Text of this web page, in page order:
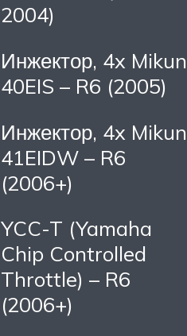
2004)
Инжектор, 4x
40EIS – R6 (2005)
Инжектор, 4x
41EIDW – R6
(2006+)
YCC-T (Yamaha
Chip Controlled
Throttle) – R6
(2006+)